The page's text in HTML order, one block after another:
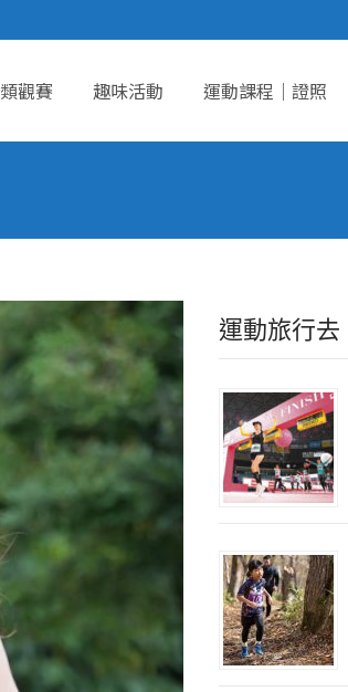
觀賽 趣味活動 運動課程｜證照
運動旅行去